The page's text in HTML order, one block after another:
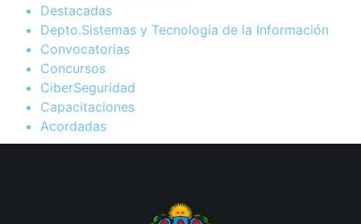
Destacadas
Depto.Sistemas y Tecnología de la Información
Convocatorias
Concursos
CiberSeguridad
Capacitaciones
Acordadas